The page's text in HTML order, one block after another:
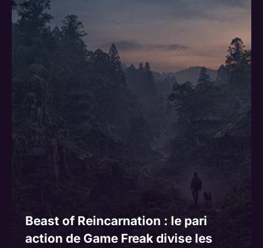
Beast of Reincarnation : le pari
action de Game Freak divise les